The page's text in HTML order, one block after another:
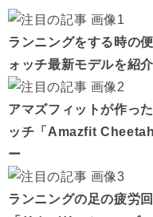
ランニングをする時の
ォッチ最新モデルを紹介
アマズフィットが作っ
ッチ「Amazfit
ー
ランニングの足の疲労